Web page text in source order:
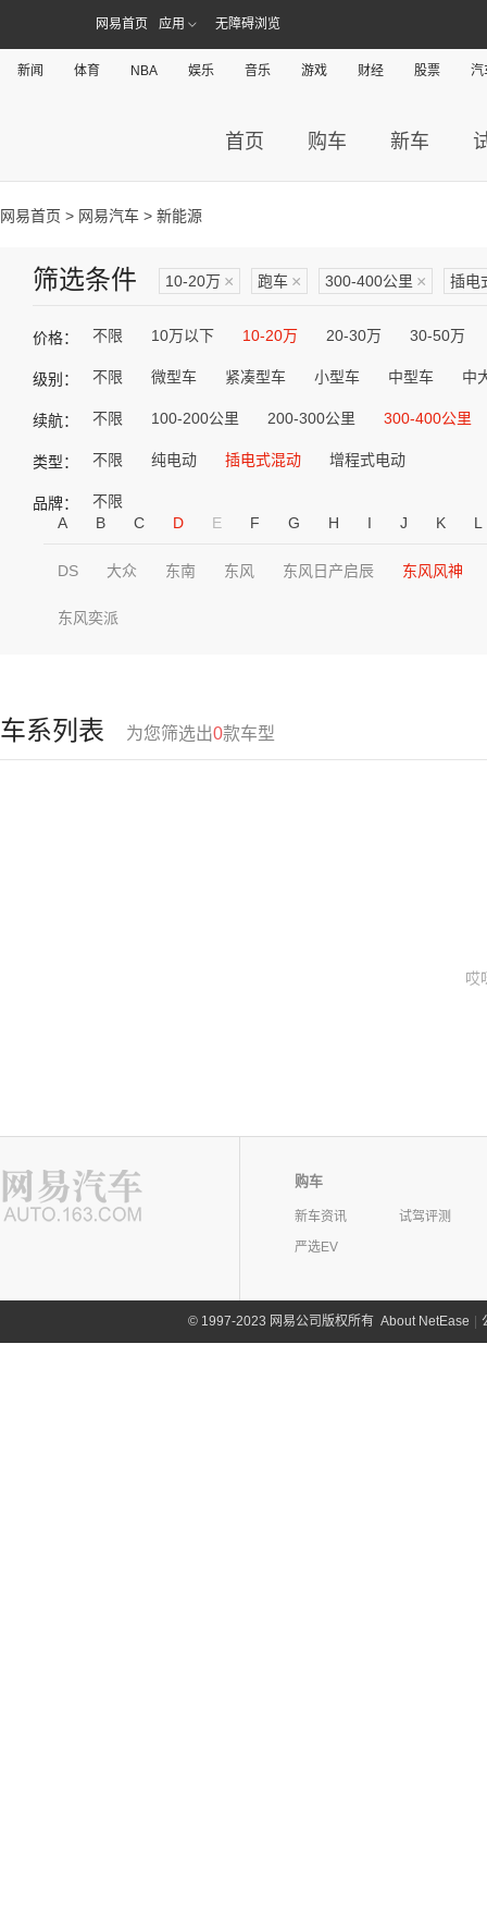
网易首页 应用 无障碍浏览
新闻 体育 NBA 娱乐 音乐 游戏 财经 股票 汽
首页 购车 新车
网易首页 > 网易汽车 > 新能源
筛选条件 10-20万 × 跑车 × 300-400公里 × 插电
价格： 不限 10万以下 10-20万 20-30万 30-50万
级别： 不限 微型车 紧凑型车 小型车 中型车 中
续航： 不限 100-200公里 200-300公里 300-400公里
类型： 不限 纯电动 插电式混动 增程式电动
品牌：
不限
A
B C D E F G H I J K L
DS 大众 东南 东风 东风日产启辰 东风风神
东风奕派
车系列表 为您筛选出0款车型
哎
购车
新车资讯
试驾评测
严选EV
©1997-2023 网易公司版权所有 About NetEase